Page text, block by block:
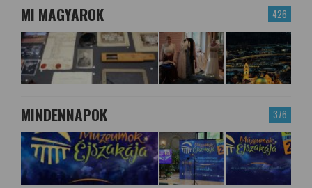
426
MI MAGYAROK
376
MINDENNAPOK